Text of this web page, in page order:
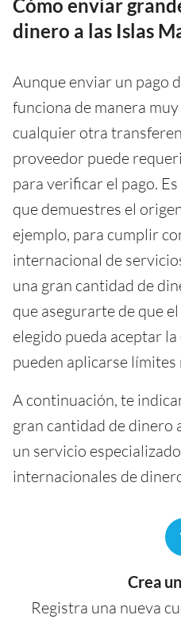
Cómo enviar
dinero a las Islas
Aunque enviar un pago
funciona de manera
cualquier otra
proveedor puede
para verificar el pago.
que demuestres el
ejemplo, para cumplir
internacional de
una gran cantidad de
que asegurarte de que
elegido pueda aceptar
pueden aplicarse límites
A continuación, te
gran cantidad de dinero
un servicio
internacionales de
Crea
Registra una nueva